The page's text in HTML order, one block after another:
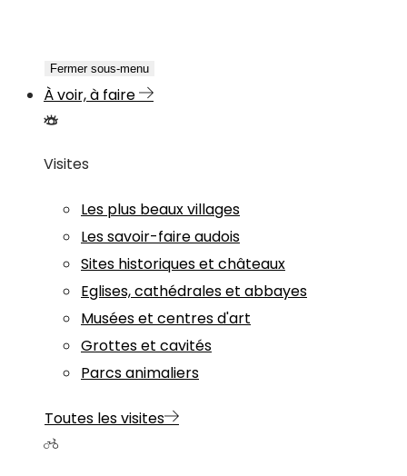
Fermer sous-menu
À voir, à faire
Visites
Les plus beaux villages
Les savoir-faire audois
Sites historiques et châteaux
Eglises, cathédrales et abbayes
Musées et centres d'art
Grottes et cavités
Parcs animaliers
Toutes les visites